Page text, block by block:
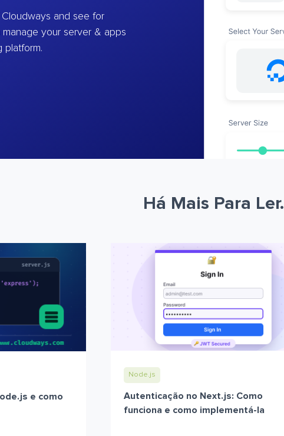
and see for
your server & apps
platform.
Há Mais Para Ler.
e como
Node.js
Autenticação no Next.js: Como
funciona e como implementá-la